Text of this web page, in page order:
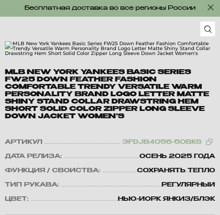
Бесплатная доставка во все регионы России
MLB NEW YORK YANKEES BASIC SERIES
FW25 DOWN FEATHER FASHION
COMFORTABLE TRENDY VERSATILE WARM
PERSONALITY BRAND LOGO LETTER MATTE
SHINY STAND COLLAR DRAWSTRING HEM
SHORT SOLID COLOR ZIPPER LONG SLEEVE
DOWN JACKET WOMEN'S
АРТИКУЛ 3FDJB4056-50BKS
ДАТА РЕЛИЗА: ОСЕНЬ 2025 ГОДА
ФУНКЦИЯ / СВОЙСТВА: СОХРАНЯТЬ ТЕПЛО
ТИП РУКАВА: РЕГУЛЯРНЫЙ
ЦВЕТ: НЬЮ-ЙОРК ЯНКИЗ/БЛЭК